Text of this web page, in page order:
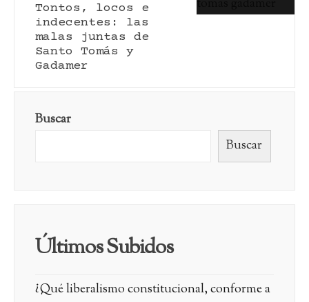
Tontos, locos e
indecentes: las
malas juntas de
Santo Tomás y
Gadamer
Buscar
Buscar
Últimos Subidos
¿Qué liberalismo constitucional, conforme a